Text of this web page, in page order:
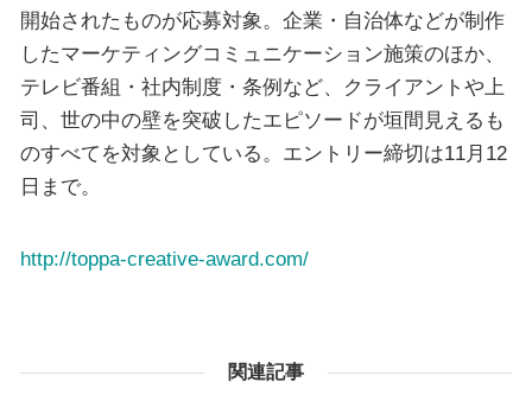
開始されたものが応募対象。企業・自治体などが制作
したマーケティングコミュニケーション施策のほか、
テレビ番組・社内制度・条例など、クライアントや上
司、世の中の壁を突破したエピソードが垣間見えるも
のすべてを対象としている。エントリー締切は11月12
日まで。
http://toppa-creative-award.com/
関連記事